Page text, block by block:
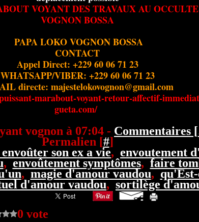
VOYANT DES TRAVAUX AU
VOGNON BOSSA
PAPA LOKO VOGNON BOSSA
CONTACT
Appel Direct: +229 60 06 71 23
WHATSAPP/VIBER: +229 60 06 71 23
directe: majestelokovognon@gmail.com
marabout-voyant-retour-affectif-
gueta.com/
vognon à 07:04 - Commentaires [
Permalien [#]
son ex a vie, envoutement
,envoûtement symptômes,faire
,magie d'amour vaudou,
d'amour vaudou,sortilège
0 vote